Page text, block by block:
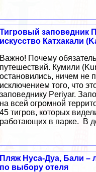
Тигровый заповедник
искусство Катхакали
Важно! Почему
путешествий. Кумили
остановились, ничем не
исключением того, что
заповеднику Periyar.
на всей огромной
45 тигров, которых
работающих в парке. В
Пляж Нуса-Дуа, Бали –
по выбору отеля